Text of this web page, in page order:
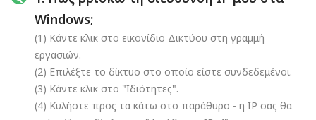
Windows;
(1) Κάντε κλικ στο εικονίδιο Δικτύου στη γραμμή
εργασιών.
(2) Επιλέξτε το δίκτυο στο οποίο είστε συνδεδεμένοι.
(3) Κάντε κλικ στο "Ιδιότητες".
(4) Κυλήστε προς τα κάτω στο παράθυρο - η IP σας θα